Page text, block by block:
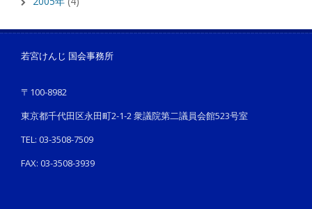
若宮けんじ 国会事務所
〒100-8982
東京都千代田区永田町2-1-2 衆議院第二議員会館523号室
TEL: 03-3508-7509
FAX: 03-3508-3939